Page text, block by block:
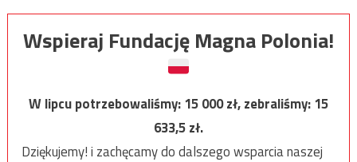
Wspieraj Fundację Magna Polonia!
W lipcu potrzebowaliśmy:15 000zł, zebraliśmy:15
633,5zł.
Dziękujemy! i zachęcamy do dalszego wsparcia naszej